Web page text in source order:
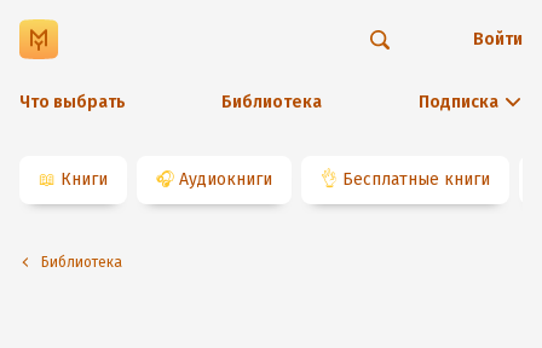
Что выбрать Библиотека Подписка
Войти
📖 Книги 🎧 Аудиокниги 👌 Бесплатные книги
Библиотека